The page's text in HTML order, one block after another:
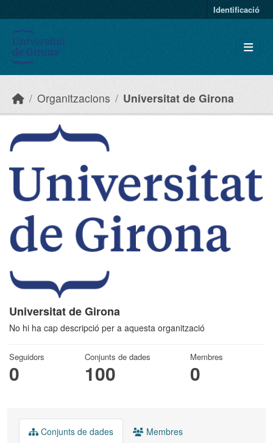
Identificació
Organitzacions Universitat de Girona
Universitat de Girona
No hi ha cap descripció per a aquesta organització
Seguidors
0
Conjunts de dades
100
Membres
0
Conjunts de dades Membres